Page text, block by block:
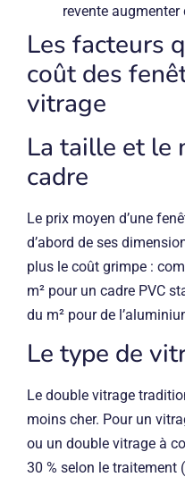
revente augmenter
Les facteurs
coût des
vitrage
La taille et le
cadre
Le prix moyen d’une
d’abord de ses
plus le coût grimpe :
m² pour un cadre PVC
du m² pour de
Le type de
Le double vitrage
moins cher. Pour un
ou un double vitrage à
30 % selon le traitement